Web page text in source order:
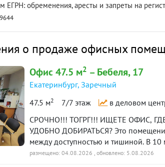
ЕГРН: обременения, аресты и запреты на
о продаже офисных
Офис 47.5 м2 – Бебеля, 17
Екатеринбург, Заречный
47.5 м2 7/7 этаж в деловом
СРОЧНО!!! ТОГРГ!!! ИЩЕТЕ ОФИС,
УДОБНО ДОБИРАТЬСЯ? Это
между доступностью и тишиной. В 10
остановки общественного
размещено: 04.08.2026 , обновлено: 5.08.2026